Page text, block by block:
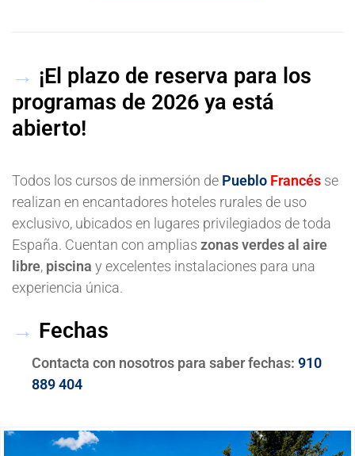
→ ¡El plazo de reserva para los
programas de 2026 ya está
abierto!
Todos los cursos de inmersión de Pueblo Francés se
realizan en encantadores hoteles rurales de uso
exclusivo, ubicados en lugares privilegiados de toda
España. Cuentan con amplias zonas verdes al aire
libre, piscina y excelentes instalaciones para una
experiencia única.
→ Fechas
Contacta con nosotros para saber fechas: 910
889 404